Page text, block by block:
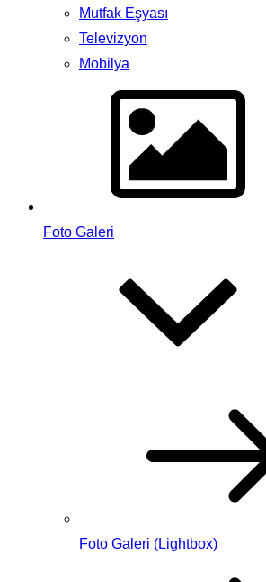
Mutfak Eşyası
Televizyon
Mobilya
Foto Galeri
Foto Galeri (Lightbox)